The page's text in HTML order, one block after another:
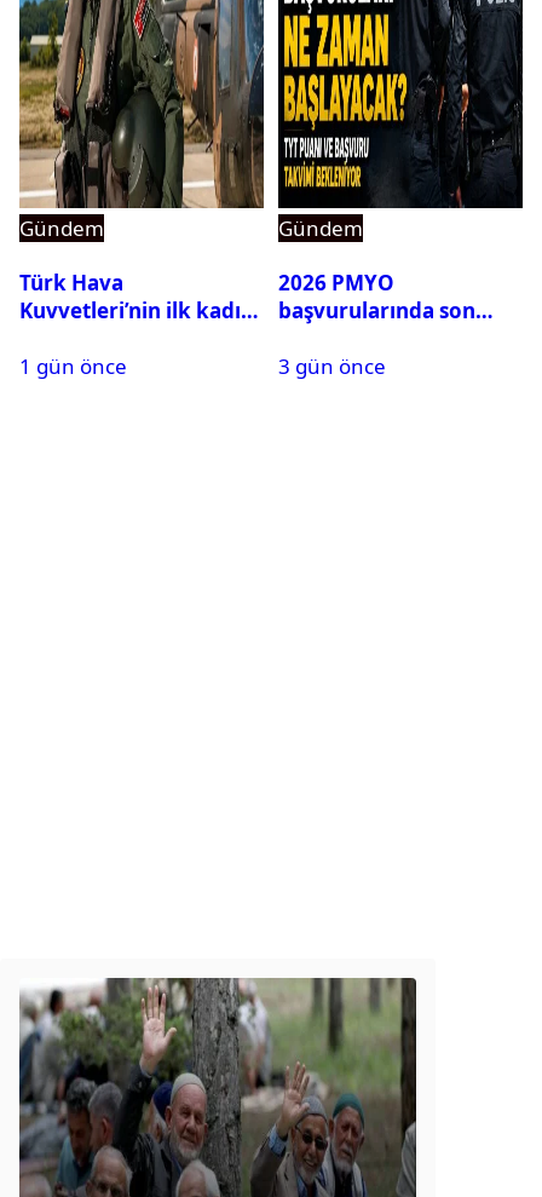
Gündem
Türk Hava
Kuvvetleri’nin ilk kadın
Karapınar hakkında
1 gün önce
Gündem
2026 PMYO
başvurularında son
3 gün önce